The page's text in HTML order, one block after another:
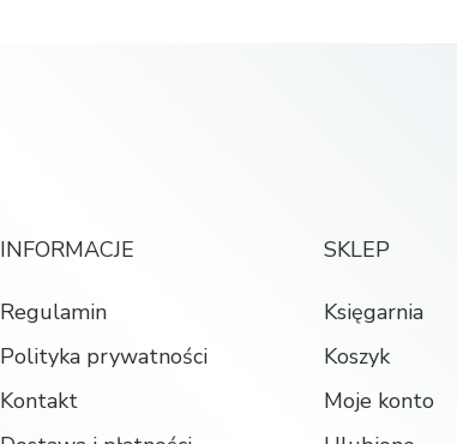
INFORMACJE
Regulamin
Polityka prywatności
Kontakt
SKLEP
Księgarnia
Koszyk
Moje konto